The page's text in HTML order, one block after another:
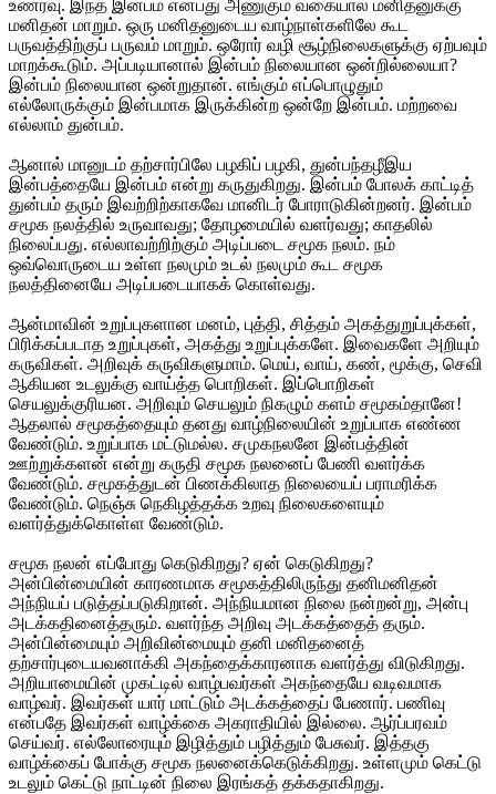
உணர்வு. இந்த இன்பம் என்பது அணுகும் வகையால் மனிதனுக்கு
மனிதன் மாறும். ஒரு மனிதனுடைய வாழ்நாள்களிலே கூட
பருவத்திற்குப் பருவம் மாறும். ஒரோர் வழி சூழ்நிலைகளுக்கு ஏற்பவும்
மாறக்கூடும். அப்படியானால் இன்பம் நிலையான ஒன்றில்லையா?
இன்பம் நிலையான ஒன்றுதான். எங்கும் எப்பொழுதும்
எல்லோருக்கும் இன்பமாக இருக்கின்ற ஒன்றே இன்பம். மற்றவை
எல்லாம் துன்பம்.
ஆனால் மானுடம் தற்சார்பிலே பழகிப் பழகி, துன்பந்தழீஇய
இன்பத்தையே இன்பம் என்று கருதுகிறது. இன்பம் போலக் காட்டித்
துன்பம் தரும் இவற்றிற்காகவே மானிடர் போராடுகின்றனர். இன்பம்
சமூக நலத்தில் உருவாவது; தோழமையில் வளர்வது; காதலில்
நிலைப்பது. எல்லாவற்றிற்கும் அடிப்படை சமூக நலம். நம்
ஒவ்வொருடைய உள்ள நலமும் உடல் நலமும் கூட சமூக
நலத்தினையே அடிப்படையாகக் கொள்வது.
ஆன்மாவின் உறுப்புகளான மனம், புத்தி, சித்தம் அகத்துறுப்புக்கள்,
பிரிக்கப்படாத உறுப்புகள், அகத்து உறுப்புக்களே. இவைகளே அறியும்
கருவிகள். அறிவுக் கருவிகளுமாம். மெய், வாய், கண், மூக்கு, செவி
ஆகியன உடலுக்கு வாய்த்த பொறிகள். இப்பொறிகள்
செயலுக்குரியன. அறிவும் செயலும் நிகழும் களம் சமூகம்தானே!
ஆதலால் சமூகத்தையும் தனது வாழ்நிலையின் உறுப்பாக எண்ண
வேண்டும். உறுப்பாக மட்டுமல்ல. சமுகநலனே இன்பத்தின்
ஊற்றுக்களன் என்று கருதி சமூக நலனைப் பேணி வளர்க்க
வேண்டும். சமூகத்துடன் பிணக்கிலாத நிலையைப் பராமரிக்க
வேண்டும். நெஞ்சு நெகிழத்தக்க உறவு நிலைகளையும்
வளர்த்துக்கொள்ள வேண்டும்.
சமூக நலன் எப்போது கெடுகிறது? ஏன் கெடுகிறது?
அன்பின்மையின் காரணமாக சமூகத்திலிருந்து தனிமனிதன்
அந்நியப் படுத்தப்படுகிறான். அந்நியமான நிலை நன்றன்று, அன்பு
அடக்கதினைத்தரும். வளர்ந்த அறிவு அடக்கத்தைத் தரும்.
அன்பின்மையும் அறிவின்மையும் தனி மனிதனைத்
தற்சார்புடையவனாக்கி அகந்தைக்காரனாக வளர்த்து விடுகிறது.
அறியாமையின் முகட்டில் வாழ்பவர்கள் அகந்தையே வடிவமாக
வாழ்வர். இவர்கள் யார் மாட்டும் அடக்கத்தைப் பேணார். பணிவு
என்பதே இவர்கள் வாழ்க்கை அகராதியில் இல்லை. ஆர்ப்பரவம்
செய்வர். எல்லோரையும் இழித்தும் பழித்தும் பேசுவர். இத்தகு
வாழ்க்கைப் போக்கு சமூக நலனைக்கெடுக்கிறது. உள்ளமும் கெட்டு
உடலும் கெட்டு நாட்டின் நிலை இரங்கத் தக்கதாகிறது.